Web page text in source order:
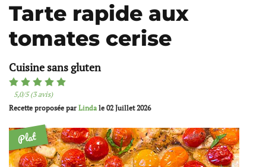
Tarte rapide aux
tomates cerise
Cuisine sans gluten
5,0/5 (3 avis)
Recette proposée par Linda le 02 Juillet 2026
Plat